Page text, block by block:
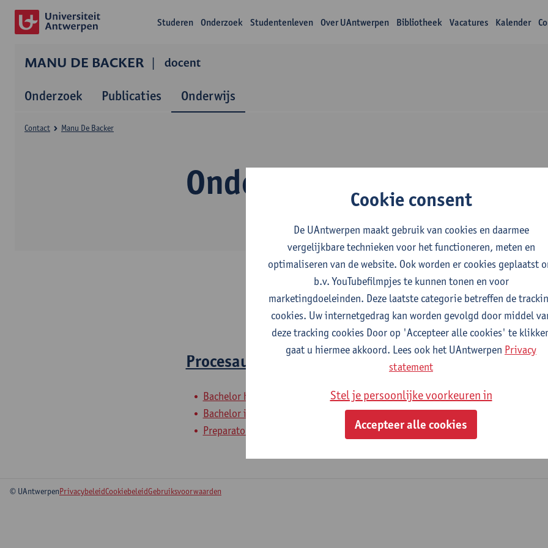
Studeren Onderzoek Studentenleven Over UAntwerpen Bibliotheek Vacatures Kalender
MANU DE BACKER docent
Onderzoek Publicaties Onderwijs
Onderwijs Manu De
Contact Manu De Backer
2026-2027 2025-2026 2024-2025
Procesautomatisatie
Bachelor handelsingenieur in de beleidsinformatica
Bachelor in de toegepaste economische wetenschappen
Preparatory Programme Digital Business Engineering
© UAntwerpenPrivacybeleidCookiebeleidGebruiksvoorwaarden
Cookie consent
De UAntwerpen maakt gebruik van cookies en daarmee
vergelijkbare technieken voor het functioneren, meten en
optimaliseren van de website. Ook worden er cookies geplaatst
b.v. YouTubefilmpjes te kunnen tonen en voor
marketingdoeleinden. Deze laatste categorie betreffen de
cookies. Uw internetgedrag kan worden gevolgd door middel
deze tracking cookies Door op 'Accepteer alle cookies' te
gaat u hiermee akkoord. Lees ook het UAntwerpen Privacy
statement
Stel je persoonlijke voorkeuren in
Accepteer alle cookies